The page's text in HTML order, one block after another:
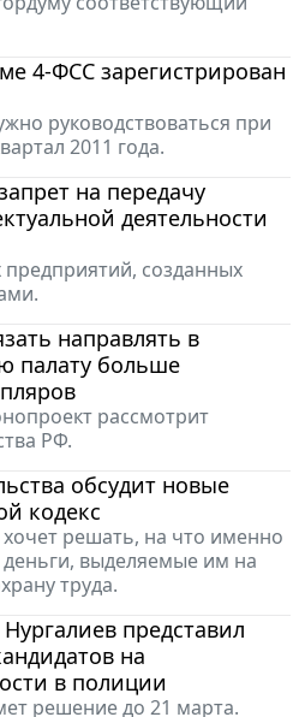
4-ФСС зарегистрирован
руководствоваться при
2011 года.
на передачу
деятельности
предприятий, созданных
направлять в
палату больше
рассмотрит
РФ.
обсудит новые
кодекс
решать, на что именно
выделяемые им на
труда.
представил
на
в полиции
решение до 21 марта.